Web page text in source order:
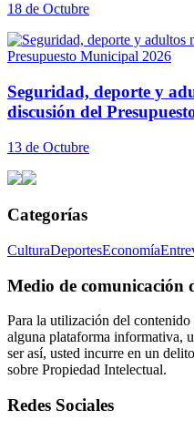
18 de Octubre
Seguridad, deporte y
discusión del
13 de Octubre
Categorías
CulturaDeportesEconomía
Medio de comunicación
Para la utilización del
alguna plataforma informativa,
ser así, usted incurre en un
sobre Propiedad Intelectual.
Redes Sociales